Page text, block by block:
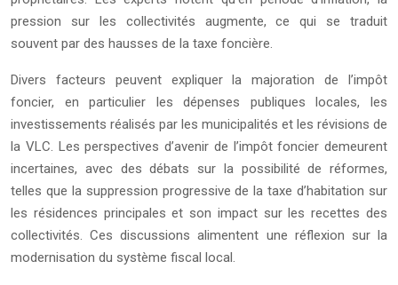
pression sur les collectivités augmente, ce qui se traduit
souvent par des hausses de la taxe foncière.
Divers facteurs peuvent expliquer la majoration de l’impôt
foncier, en particulier les dépenses publiques locales, les
investissements réalisés par les municipalités et les révisions de
la VLC. Les perspectives d’avenir de l’impôt foncier demeurent
incertaines, avec des débats sur la possibilité de réformes,
telles que la suppression progressive de la taxe d’habitation sur
les résidences principales et son impact sur les recettes des
collectivités. Ces discussions alimentent une réflexion sur la
modernisation du système fiscal local.